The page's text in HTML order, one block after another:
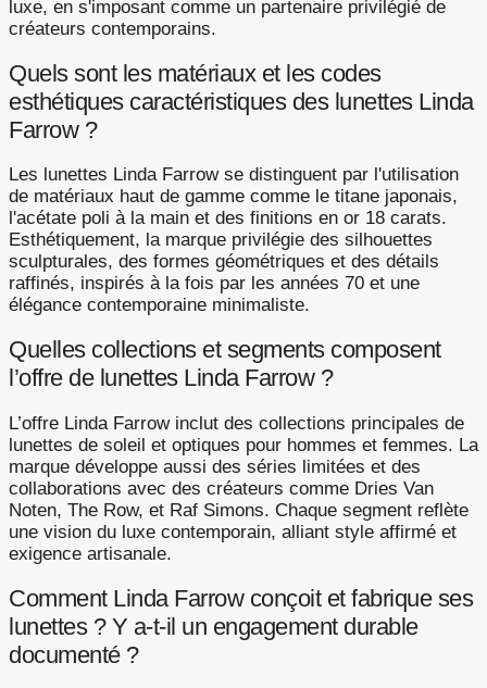
luxe, en s'imposant comme un partenaire privilégié de
créateurs contemporains.
Quels sont les matériaux et les codes
esthétiques caractéristiques des lunettes Linda
Farrow ?
Les lunettes Linda Farrow se distinguent par l'utilisation
de matériaux haut de gamme comme le titane japonais,
l'acétate poli à la main et des finitions en or 18 carats.
Esthétiquement, la marque privilégie des silhouettes
sculpturales, des formes géométriques et des détails
raffinés, inspirés à la fois par les années 70 et une
élégance contemporaine minimaliste.
Quelles collections et segments composent
l’offre de lunettes Linda Farrow ?
L’offre Linda Farrow inclut des collections principales de
lunettes de soleil et optiques pour hommes et femmes. La
marque développe aussi des séries limitées et des
collaborations avec des créateurs comme Dries Van
Noten, The Row, et Raf Simons. Chaque segment reflète
une vision du luxe contemporain, alliant style affirmé et
exigence artisanale.
Comment Linda Farrow conçoit et fabrique ses
lunettes ? Y a-t-il un engagement durable
documenté ?